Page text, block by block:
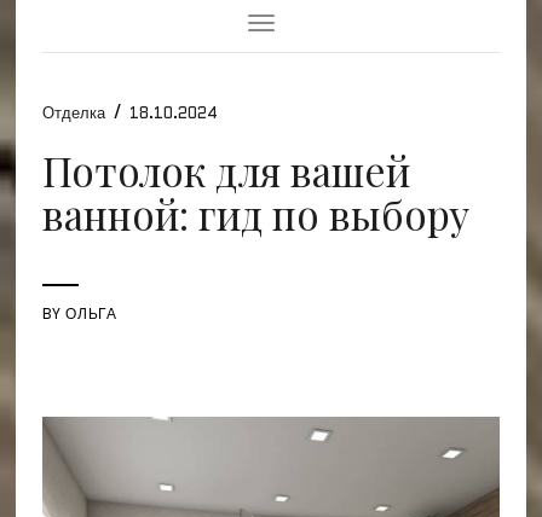
Toggle
Navigation
Отделка / 18.10.2024
Потолок для вашей
ванной: гид по выбору
BYОЛЬГА